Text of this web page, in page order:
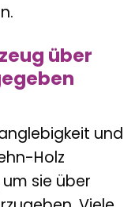
über
und
Holz
sie über